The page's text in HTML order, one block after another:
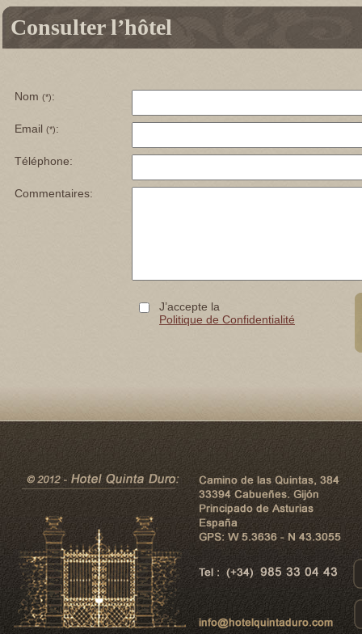
Consulter l’hôtel
Nom (*):
Email (*):
Téléphone:
Commentaires:
J’accepte la
Politique de Confidentialité